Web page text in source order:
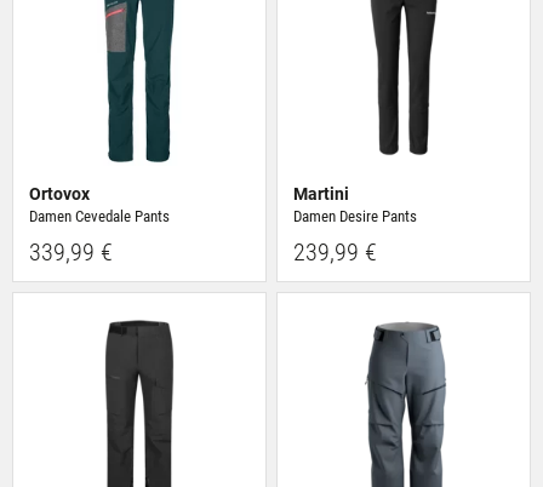
Ortovox
Damen Cevedale Pants
339,99 €
Martini
Damen Desire Pants
239,99 €